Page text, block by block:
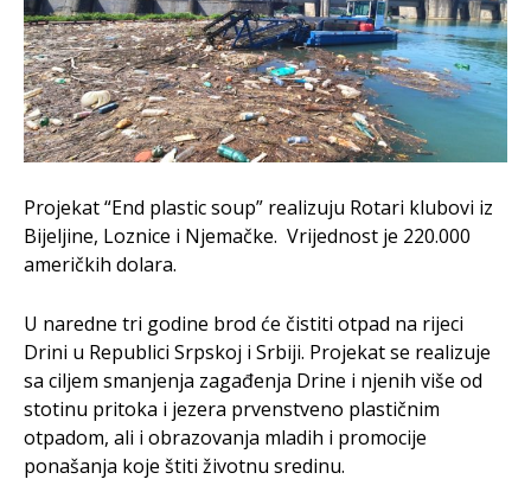
Projekat “End plastic soup” realizuju Rotari klubovi iz
Bijeljine, Loznice i Njemačke. Vrijednost je 220.000
američkih dolara.
U naredne tri godine brod će čistiti otpad na rijeci
Drini u Republici Srpskoj i Srbiji. Projekat se realizuje
sa ciljem smanjenja zagađenja Drine i njenih više od
stotinu pritoka i jezera prvenstveno plastičnim
otpadom, ali i obrazovanja mladih i promocije
ponašanja koje štiti životnu sredinu.